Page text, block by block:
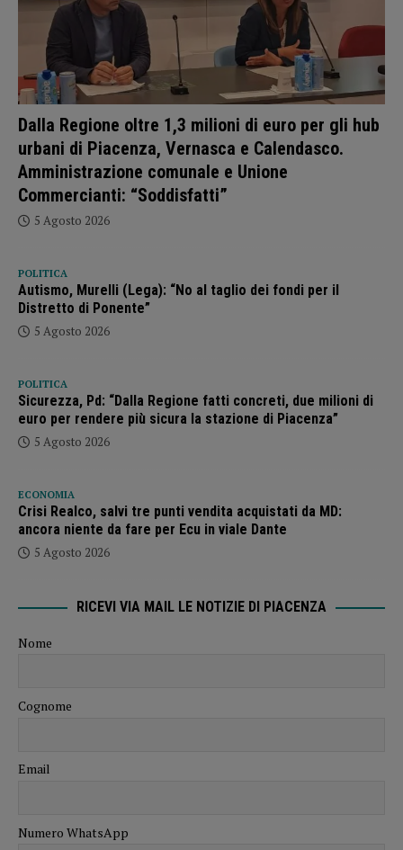
Dalla Regione oltre 1,3 milioni di euro per gli hub
urbani di Piacenza, Vernasca e Calendasco.
Amministrazione comunale e Unione
Commercianti: “Soddisfatti”
5 Agosto 2026
POLITICA
Autismo, Murelli (Lega): “No al taglio dei fondi per il
Distretto di Ponente”
5 Agosto 2026
POLITICA
Sicurezza, Pd: “Dalla Regione fatti concreti, due milioni di
euro per rendere più sicura la stazione di Piacenza”
5 Agosto 2026
ECONOMIA
Crisi Realco, salvi tre punti vendita acquistati da MD:
ancora niente da fare per Ecu in viale Dante
5 Agosto 2026
RICEVI VIA MAIL LE NOTIZIE DI PIACENZA
Nome
Cognome
Email
Numero WhatsApp